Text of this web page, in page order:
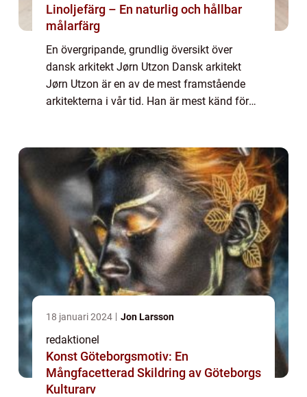
Linoljefärg – En naturlig och hållbar
målarfärg
En övergripande, grundlig översikt över
dansk arkitekt Jørn Utzon Dansk arkitekt
Jørn Utzon är en av de mest framstående
arkitekterna i vår tid. Han är mest känd för
18 januari 2024 Jon Larsson
redaktionel
Konst Göteborgsmotiv: En
Mångfacetterad Skildring av Göteborgs
Kulturarv